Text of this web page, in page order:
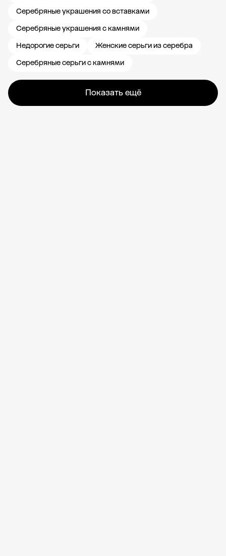
Серебряные украшения со вставками
Серебряные украшения с камнями
Недорогие серьги
Женские серьги из серебра
Серебряные серьги с камнями
Показать ещё